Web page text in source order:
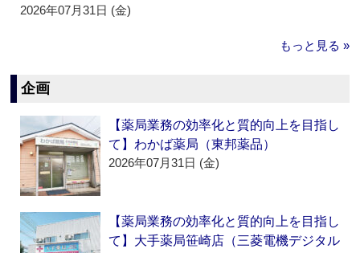
2026年07月31日 (金)
もっと見る »
企画
【薬局業務の効率化と質的向上を目指し
て】わかば薬局（東邦薬品）
2026年07月31日 (金)
【薬局業務の効率化と質的向上を目指し
て】大手薬局笹崎店（三菱電機デジタル